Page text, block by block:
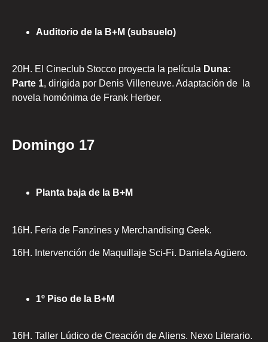
Auditorio de la B+M (subsuelo)
20H. El Cineclub Stocco proyecta la película Duna:
Parte 1, dirigida por Denis Villeneuve. Adaptación de la
novela homónima de Frank Herber.
Domingo 17
Planta baja de la B+M
16H. Feria de Fanzines y Merchandising Geek.
16H. Intervención de Maquillaje Sci-Fi. Daniela Agüero.
1º Piso de la B+M
16H. Taller Lúdico de Creación de Aliens. Nexo Literario.